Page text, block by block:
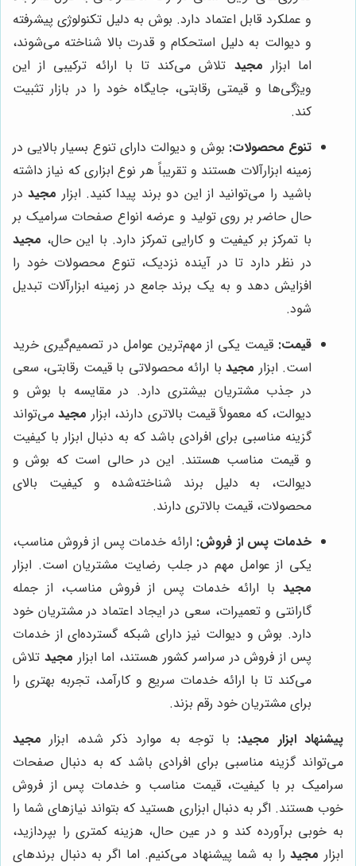
و عملکرد قابل اعتماد دارد. بوش به دلیل تکنولوژی پیشرفته
و دیوالت به دلیل استحکام و قدرت بالا شناخته می‌شوند،
اما ابزار مجید تلاش می‌کند تا با ارائه ترکیبی از این
ویژگی‌ها و قیمتی رقابتی، جایگاه خود را در بازار تثبیت
کند.
تنوع محصولات: بوش و دیوالت دارای تنوع بسیار بالایی در
زمینه ابزارآلات هستند و تقریباً هر نوع ابزاری که نیاز داشته
باشید را می‌توانید از این دو برند پیدا کنید. ابزار مجیددر
حال حاضر بر روی تولید و عرضه انواع صفحات سرامیک بر
با تمرکز بر کیفیت و کارایی تمرکز دارد. با این حال، مجید
در نظر دارد تا در آینده نزدیک، تنوع محصولات خود را
افزایش دهد و به یک برند جامع در زمینه ابزارآلات تبدیل
شود.
قیمت: قیمت یکی از مهم‌ترین عوامل در تصمیم‌گیری خرید
است. ابزار مجیدبا ارائه محصولاتی با قیمت رقابتی، سعی
در جذب مشتریان بیشتری دارد. در مقایسه با بوش و
دیوالت، که معمولاً قیمت بالاتری دارند، ابزار مجیدمی‌تواند
گزینه مناسبی برای افرادی باشد که به دنبال ابزار با کیفیت
و قیمت مناسب هستند. این در حالی است که بوش و
دیوالت، به دلیل برند شناخته‌شده و کیفیت بالای
محصولات، قیمت بالاتری دارند.
خدمات پس از فروش: ارائه خدمات پس از فروش مناسب،
یکی از عوامل مهم در جلب رضایت مشتریان است. ابزار
مجید با ارائه خدمات پس از فروش مناسب، از جمله
گارانتی و تعمیرات، سعی در ایجاد اعتماد در مشتریان خود
دارد. بوش و دیوالت نیز دارای شبکه گسترده‌ای از خدمات
پس از فروش در سراسر کشور هستند، اما ابزار مجید تلاش
می‌کند تا با ارائه خدمات سریع و کارآمد، تجربه بهتری را
برای مشتریان خود رقم بزند.
پیشنهاد ابزار مجید: با توجه به موارد ذکر شده، ابزار مجید
می‌تواند گزینه مناسبی برای افرادی باشد که به دنبال صفحات
سرامیک بر با کیفیت، قیمت مناسب و خدمات پس از فروش
خوب هستند. اگر به دنبال ابزاری هستید که بتواند نیازهای شما را
به خوبی برآورده کند و در عین حال، هزینه کمتری را بپردازید،
ابزار مجیدرا به شما پیشنهاد می‌کنیم. اما اگر به دنبال برندهای